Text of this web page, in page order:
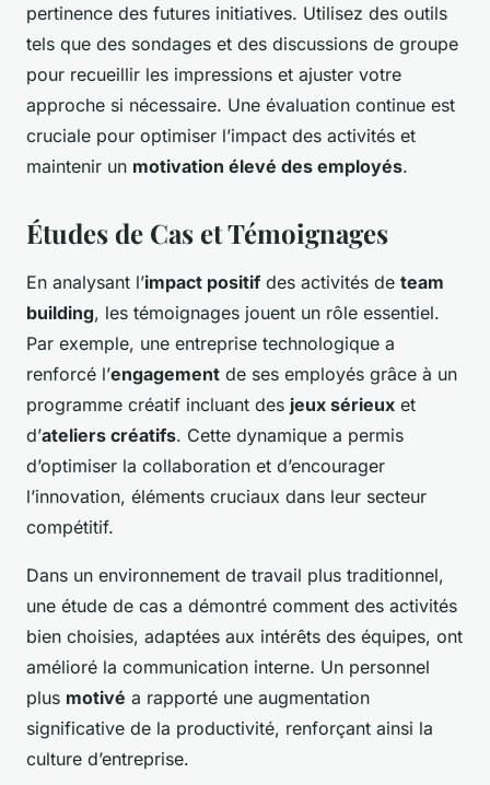
pertinence des futures initiatives. Utilisez des outils
tels que des sondages et des discussions de groupe
pour recueillir les impressions et ajuster votre
approche si nécessaire. Une évaluation continue est
cruciale pour optimiser l’impact des activités et
maintenir un motivation élevé des employés.
Études de Cas et Témoignages
En analysant l’impact positif des activités de team
building, les témoignages jouent un rôle essentiel.
Par exemple, une entreprise technologique a
renforcé l’engagement de ses employés grâce à un
programme créatif incluant des jeux sérieux et
d’ateliers créatifs. Cette dynamique a permis
d’optimiser la collaboration et d’encourager
l’innovation, éléments cruciaux dans leur secteur
compétitif.
Dans un environnement de travail plus traditionnel,
une étude de cas a démontré comment des activités
bien choisies, adaptées aux intérêts des équipes, ont
amélioré la communication interne. Un personnel
plus motivé a rapporté une augmentation
significative de la productivité, renforçant ainsi la
culture d’entreprise.